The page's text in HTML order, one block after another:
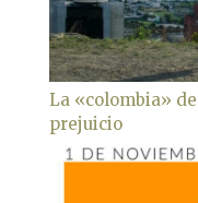
La «colombia»
prejuicio